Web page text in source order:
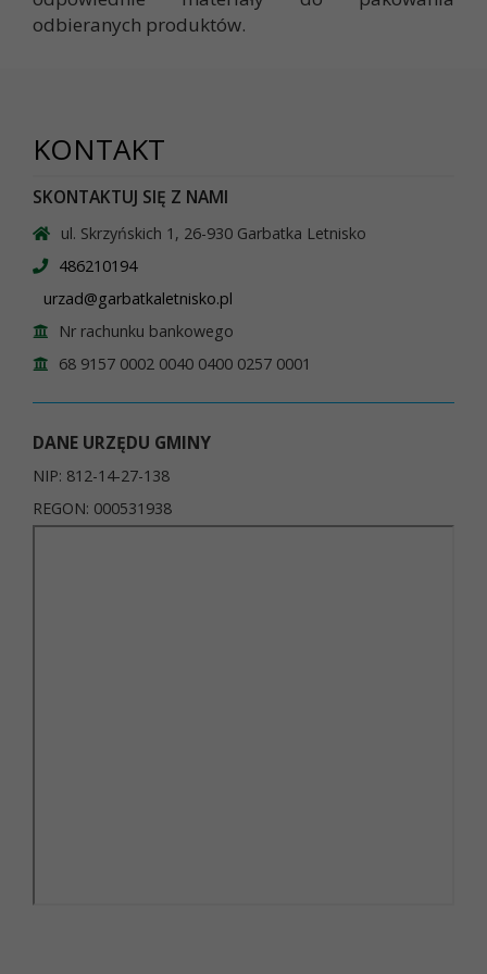
odbieranych produktów.
KONTAKT
SKONTAKTUJ SIĘ Z NAMI
ul. Skrzyńskich 1, 26-930 Garbatka Letnisko
486210194
urzad@garbatkaletnisko.pl
Nr rachunku bankowego
68 9157 0002 0040 0400 0257 0001
DANE URZĘDU GMINY
NIP: 812-14-27-138
REGON: 000531938